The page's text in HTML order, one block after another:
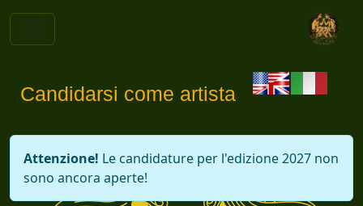
Candidarsi come artista
Attenzione! Le candidature per l'edizione 2027 non
sono ancora aperte!